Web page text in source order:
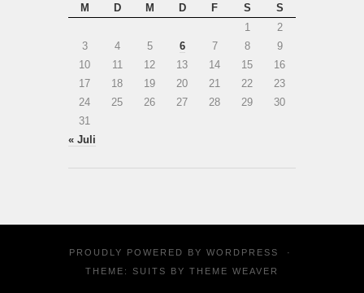
M D M D F S
S
1
2
3
4 5 6 7 8
9
10
11 12 13 14 15
16
17
18 19 20 21 22
23
24
25 26 27 28 29
30
31
« Juli
PROUDLY POWERED BY WORDPRESS
·
THEME: SUITS BY THEME WEAVER